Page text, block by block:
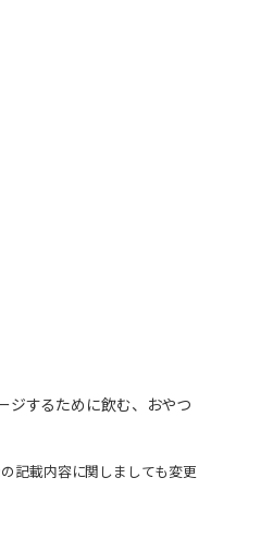
ジするために飲む、おやつ
記載内容に関しましても変更